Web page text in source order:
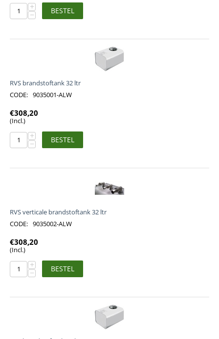
+
− BESTEL
RVS brandstoftank 32 ltr
CODE: 9035001-ALW
€308,20
(Incl.)
+
− BESTEL
RVS verticale brandstoftank 32 ltr
CODE: 9035002-ALW
€308,20
(Incl.)
+
− BESTEL